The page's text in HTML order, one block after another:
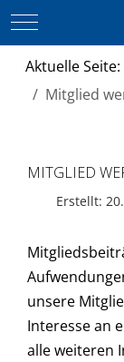
Mobile Menu
Aktuelle Seite:
Mitglied
MITGLIED
Erstellt:
unsere
Interesse an
alle weiteren